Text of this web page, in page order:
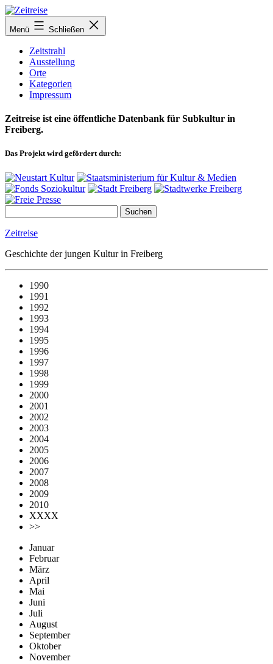
Zum
Inhalt
springen
Menü Schließen
Zeitstrahl
Ausstellung
Orte
Kategorien
Impressum
Zeitreise ist eine öffentliche Datenbank für Subkultur in
Freiberg.
Das Projekt wird gefördert durch:
Zeitreise
Geschichte der jungen Kultur in Freiberg
1990
1991
1992
1993
1994
1995
1996
1997
1998
1999
2000
2001
2002
2003
2004
2005
2006
2007
2008
2009
2010
XXXX
>>
Januar
Februar
März
April
Mai
Juni
Juli
August
September
Oktober
November